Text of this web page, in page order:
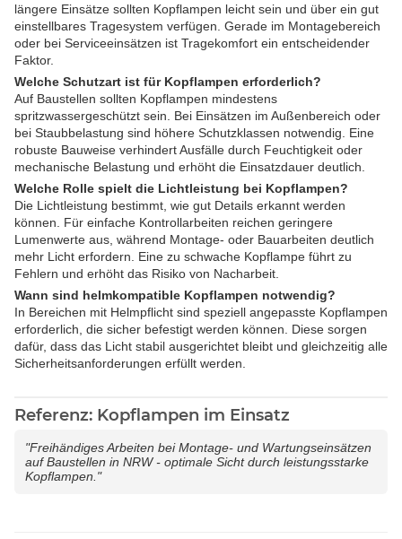
längere Einsätze sollten Kopflampen leicht sein und über ein gut
einstellbares Tragesystem verfügen. Gerade im Montagebereich
oder bei Serviceeinsätzen ist Tragekomfort ein entscheidender
Faktor.
Welche Schutzart ist für Kopflampen erforderlich?
Auf Baustellen sollten Kopflampen mindestens
spritzwassergeschützt sein. Bei Einsätzen im Außenbereich oder
bei Staubbelastung sind höhere Schutzklassen notwendig. Eine
robuste Bauweise verhindert Ausfälle durch Feuchtigkeit oder
mechanische Belastung und erhöht die Einsatzdauer deutlich.
Welche Rolle spielt die Lichtleistung bei Kopflampen?
Die Lichtleistung bestimmt, wie gut Details erkannt werden
können. Für einfache Kontrollarbeiten reichen geringere
Lumenwerte aus, während Montage- oder Bauarbeiten deutlich
mehr Licht erfordern. Eine zu schwache Kopflampe führt zu
Fehlern und erhöht das Risiko von Nacharbeit.
Wann sind helmkompatible Kopflampen notwendig?
In Bereichen mit Helmpflicht sind speziell angepasste Kopflampen
erforderlich, die sicher befestigt werden können. Diese sorgen
dafür, dass das Licht stabil ausgerichtet bleibt und gleichzeitig alle
Sicherheitsanforderungen erfüllt werden.
Referenz: Kopflampen im Einsatz
"Freihändiges Arbeiten bei Montage- und Wartungseinsätzen
auf Baustellen in NRW - optimale Sicht durch leistungsstarke
Kopflampen."